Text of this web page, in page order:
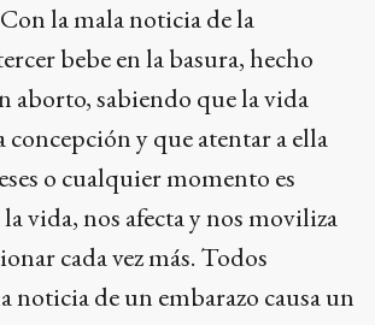
la mala noticia de la
bebe en la basura, hecho
aborto, sabiendo que la vida
concepción y que atentar a ella
o cualquier momento es
vida, nos afecta y nos moviliza
cada vez más. Todos
noticia de un embarazo causa un